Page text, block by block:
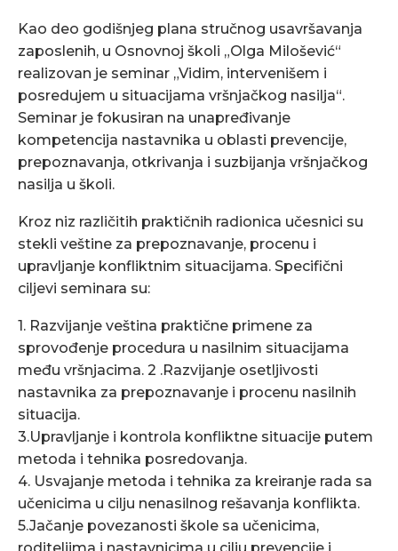
Kao deo godišnjeg plana stručnog usavršavanja
zaposlenih, u Osnovnoj školi „Olga Milošević“
realizovan je seminar „Vidim, intervenišem i
posredujem u situacijama vršnjačkog nasilja“.
Seminar je fokusiran na unapređivanje
kompetencija nastavnika u oblasti prevencije,
prepoznavanja, otkrivanja i suzbijanja vršnjačkog
nasilja u školi.
Kroz niz različitih praktičnih radionica učesnici su
stekli veštine za prepoznavanje, procenu i
upravljanje konfliktnim situacijama. Specifični
ciljevi seminara su:
1. Razvijanje veština praktične primene za
sprovođenje procedura u nasilnim situacijama
među vršnjacima. 2 .Razvijanje osetljivosti
nastavnika za prepoznavanje i procenu nasilnih
situacija.
3.Upravljanje i kontrola konfliktne situacije putem
metoda i tehnika posredovanja.
4. Usvajanje metoda i tehnika za kreiranje rada sa
učenicima u cilju nenasilnog rešavanja konflikta.
5.Jačanje povezanosti škole sa učenicima,